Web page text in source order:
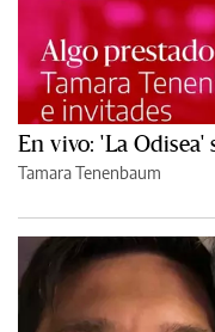
En vivo: 'La
Tamara Tenenbaum